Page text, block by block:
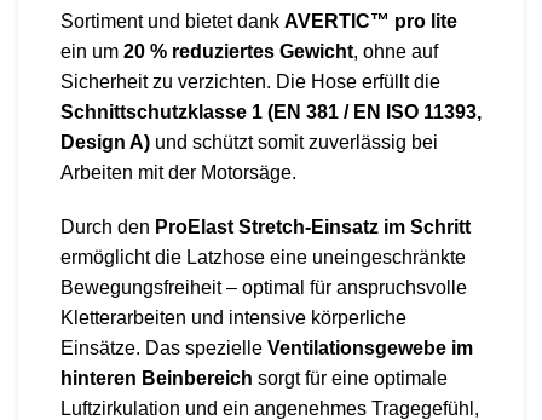
Sortiment und bietet dank AVERTIC™ pro lite
ein um 20 % reduziertes Gewicht, ohne auf
Sicherheit zu verzichten. Die Hose erfüllt die
Schnittschutzklasse 1 (EN 381 / EN ISO 11393,
Design A) und schützt somit zuverlässig bei
Arbeiten mit der Motorsäge.
Durch den ProElast Stretch-Einsatz im Schritt
ermöglicht die Latzhose eine uneingeschränkte
Bewegungsfreiheit – optimal für anspruchsvolle
Kletterarbeiten und intensive körperliche
Einsätze. Das spezielle Ventilationsgewebe im
hinteren Beinbereich sorgt für eine optimale
Luftzirkulation und ein angenehmes Tragegefühl,